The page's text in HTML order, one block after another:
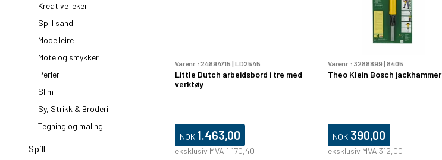
Kreative leker
Spill sand
Modelleire
Mote og smykker
Perler
Slim
Sy, Strikk & Broderi
Tegning og maling
Spill
Varenr.: 24894715 | LD2545
Little Dutch arbeidsbord i tre med
verktøy
NOK 1.463,00
eksklusiv MVA 1.170,40
Varenr.: 3288899 | 8405
Theo Klein Bosch jackhammer
NOK 390,00
eksklusiv MVA 312,00